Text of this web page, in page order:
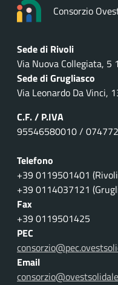
Consorzio
Sede di Rivoli
Via Nuova Collegiata, 5
Sede di Grugliasco
Via Leonardo Da Vinci,
C.F. / P.IVA
95546580010 /
Telefono
+39 0119501401
+39 0114037121
Fax
+39 0119501425
PEC
Email